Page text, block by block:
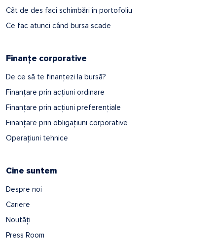
Cât de des faci schimbări în portofoliu
Ce fac atunci când bursa scade
Finanțe corporative
De ce să te finanțezi la bursă?
Finanțare prin acțiuni ordinare
Finanțare prin acțiuni preferențiale
Finanțare prin obligațiuni corporative
Operațiuni tehnice
Cine suntem
Despre noi
Cariere
Noutăți
Press Room